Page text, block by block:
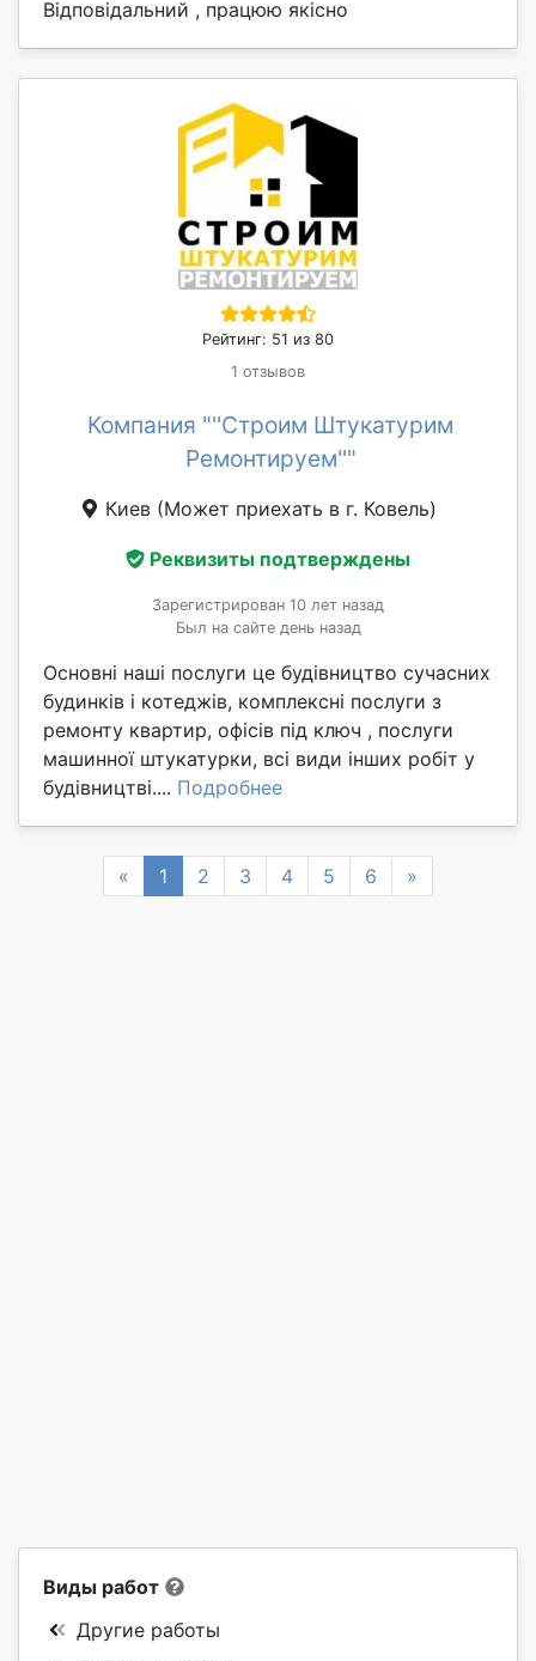
Відповідальний , працюю якісно
Рейтинг: 51 из 80
1 отзывов
Компания "''Строим Штукатурим
Ремонтируем''"
Киев (Может приехать в г. Ковель)
Реквизиты подтверждены
Зарегистрирован 10 лет назад
Был на сайте день назад
Основні наші послуги це будівництво сучасних
будинків і котеджів, комплексні послуги з
ремонту квартир, офісів під ключ , послуги
машинної штукатурки, всі види інших робіт у
будівництві.... Подробнее
« Previous
1 2 3 4 5 6 »
Виды работ
Другие работы